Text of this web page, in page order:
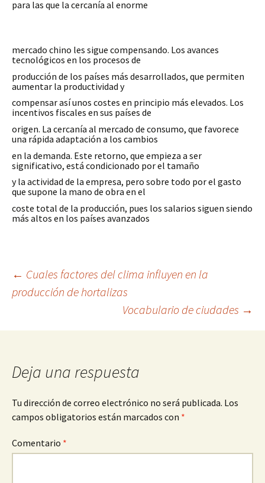
para las que la cercanía al enorme
mercado chino les sigue compensando. Los avances
tecnológicos en los procesos de
producción de los países más desarrollados, que permiten
aumentar la productividad y
compensar así unos costes en principio más elevados. Los
incentivos fiscales en sus países de
origen. La cercanía al mercado de consumo, que favorece
una rápida adaptación a los cambios
en la demanda. Este retorno, que empieza a ser
significativo, está condicionado por el tamaño
y la actividad de la empresa, pero sobre todo por el gasto
que supone la mano de obra en el
coste total de la producción, pues los salarios siguen siendo
más altos en los países avanzados
Navegación
← Cuales factores del clima influyen en la
producción de hortalizas
Vocabulario de ciudades →
Deja una respuesta
Tu dirección de correo electrónico no será publicada. Los
campos obligatorios están marcados con *
Comentario *